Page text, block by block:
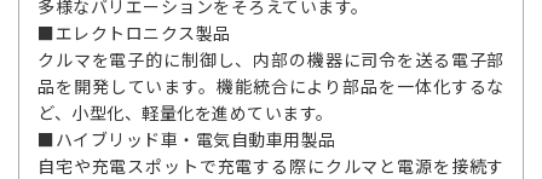
多様なバリエーションをそろえています。
■エレクトロニクス製品
クルマを電子的に制御し、内部の機器に司令を送る電子部
品を開発しています。機能統合により部品を一体化するな
ど、小型化、軽量化を進めています。
■ハイブリッド車・電気自動車用製品
自宅や充電スポットで充電する際にクルマと電源を接続す